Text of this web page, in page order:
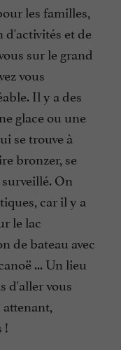
les familles,
d'activités et de
sur le grand
vous
Il y a des
glace ou une
se trouve à
bronzer, se
On
car il y a
le lac
de bateau avec
... Un lieu
d'aller vous
!